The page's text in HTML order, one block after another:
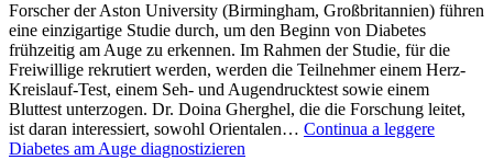
Forscher der Aston University (Birmingham, Großbritannien) führen
eine einzigartige Studie durch, um den Beginn von Diabetes
frühzeitig am Auge zu erkennen. Im Rahmen der Studie, für die
Freiwillige rekrutiert werden, werden die Teilnehmer einem Herz-
Kreislauf-Test, einem Seh- und Augendrucktest sowie einem
Bluttest unterzogen. Dr. Doina Gherghel, die die Forschung leitet,
ist daran interessiert, sowohl Orientalen… Continua a leggere
Diabetes am Auge diagnostizieren